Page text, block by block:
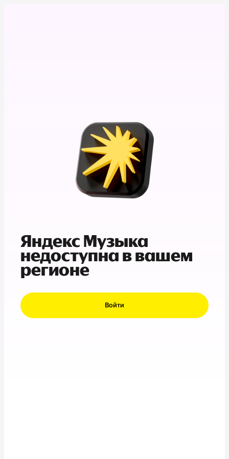
Яндекс Музыка
недоступна в вашем
регионе
Войти